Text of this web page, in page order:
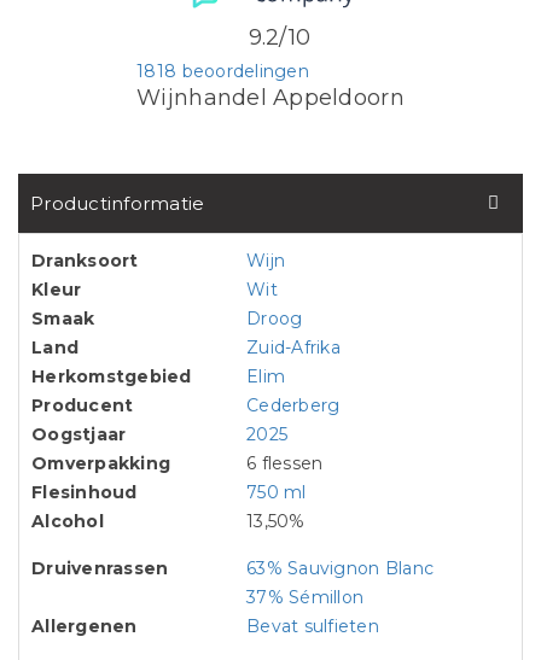
Wijnhandel Appeldoorn
1818 beoordelingen
9.2/10
Productinformatie
Dranksoort
Wijn
Kleur
Wit
Smaak
Droog
Land
Zuid-Afrika
Herkomstgebied
Elim
Producent
Cederberg
Oogstjaar
2025
Omverpakking
6 flessen
Flesinhoud
750 ml
Alcohol
13,50%
Druivenrassen
63% Sauvignon Blanc
37% Sémillon
Allergenen
Bevat sulfieten